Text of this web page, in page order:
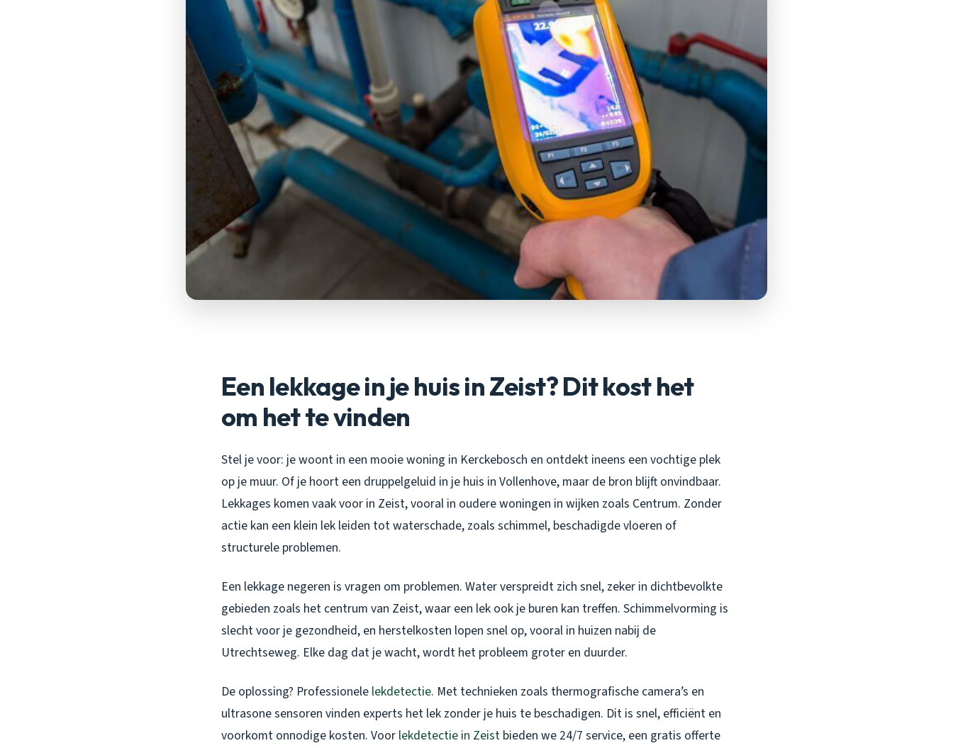
Een lekkage in je huis in Zeist? Dit kost het
om het te vinden
Stel je voor: je woont in een mooie woning in Kerckebosch en ontdekt ineens een vochtige plek
op je muur. Of je hoort een druppelgeluid in je huis in Vollenhove, maar de bron blijft onvindbaar.
Lekkages komen vaak voor in Zeist, vooral in oudere woningen in wijken zoals Centrum. Zonder
actie kan een klein lek leiden tot waterschade, zoals schimmel, beschadigde vloeren of
structurele problemen.
Een lekkage negeren is vragen om problemen. Water verspreidt zich snel, zeker in dichtbevolkte
gebieden zoals het centrum van Zeist, waar een lek ook je buren kan treffen. Schimmelvorming is
slecht voor je gezondheid, en herstelkosten lopen snel op, vooral in huizen nabij de
Utrechtseweg. Elke dag dat je wacht, wordt het probleem groter en duurder.
De oplossing? Professionele lekdetectie. Met technieken zoals thermografische camera’s en
ultrasone sensoren vinden experts het lek zonder je huis te beschadigen. Dit is snel, efficiënt en
voorkomt onnodige kosten. Voor lekdetectie in Zeist bieden we 24/7 service, een gratis offerte